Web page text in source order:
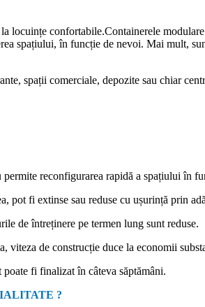
locuințe confortabile.Containerele
spațiului, în funcție de nevoi. Mai mult,
spații comerciale, depozite sau chiar
reconfigurarea rapidă a spațiului în
fi extinse sau reduse cu ușurință prin
de întreținere pe termen lung sunt reduse.
viteza de construcție duce la economii
fi finalizat în câteva săptămâni.
?